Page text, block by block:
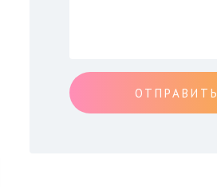
ОТПРАВИТЬ